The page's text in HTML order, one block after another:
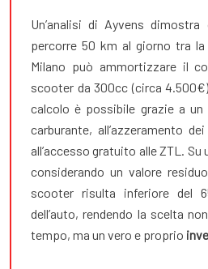
Un’analisi di Ayvens
percorre 50 km al giorno tra
Milano può ammortizzare il
scooter da 300cc (circa
calcolo è possibile grazie a
carburante, all’azzeramento
all’accesso gratuito alle ZTL.
considerando un valore
scooter risulta inferiore del
dell’auto, rendendo la scelta
tempo, ma un vero e proprio